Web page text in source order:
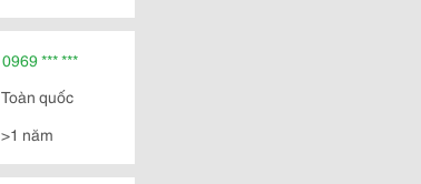
0969 *** ***
Toàn quốc
>1 năm